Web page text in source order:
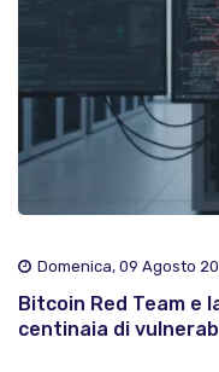
Domenica, 09 Agosto
Bitcoin Red Team e
centinaia di